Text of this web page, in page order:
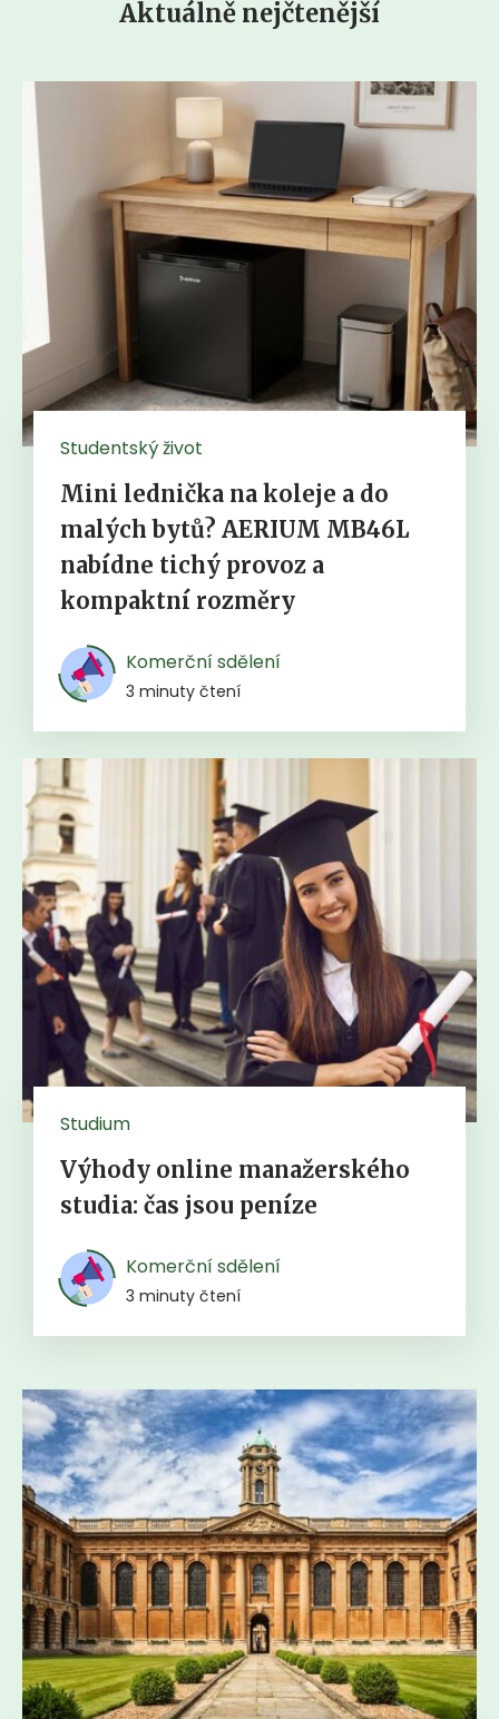
Aktuálně nejčtenější
Studentský život
Mini lednička na koleje a do
malých bytů? AERIUM MB46L
nabídne tichý provoz a
kompaktní rozměry
Komerční sdělení
3 minuty čtení
Studium
Výhody online manažerského
studia: čas jsou peníze
Komerční sdělení
3 minuty čtení